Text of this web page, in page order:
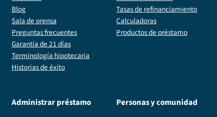
Blog
Sala de prensa
Preguntas frecuentes
Garantía de 21 días
Terminología hipotecaria
Historias de éxito
Tasas de refinanciamiento
Calculadoras
Productos de préstamo
Administrar préstamo Personas y comunidad